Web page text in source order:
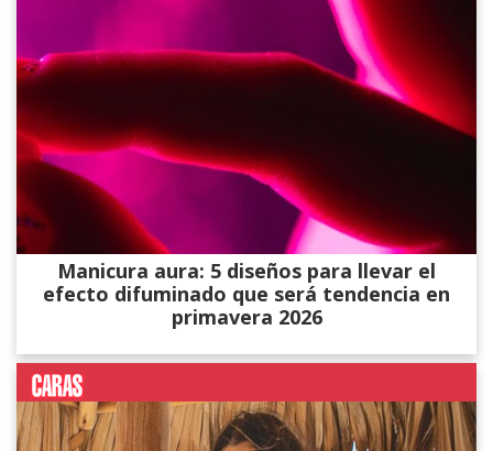
Manicura aura: 5 diseños para llevar el
efecto difuminado que será tendencia en
primavera 2026